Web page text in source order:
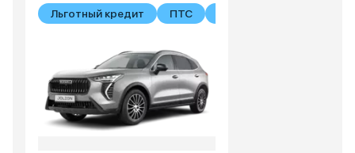
Льготный кредит ПТС